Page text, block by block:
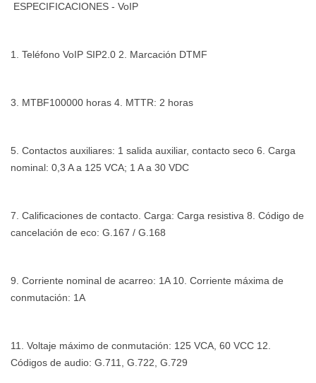
ESPECIFICACIONES - VoIP
1. Teléfono VoIP SIP2.0 2. Marcación DTMF
3. MTBF100000 horas 4. MTTR: ​​2 horas
5. Contactos auxiliares: 1 salida auxiliar, contacto seco 6. Carga
nominal: 0,3 A a 125 VCA; 1 A a 30 VDC
7. Calificaciones de contacto. Carga: Carga resistiva 8. Código de
cancelación de eco: G.167 / G.168
9. Corriente nominal de acarreo: 1A 10. Corriente máxima de
conmutación: 1A
11. Voltaje máximo de conmutación: 125 VCA, 60 VCC 12.
Códigos de audio: G.711, G.722, G.729